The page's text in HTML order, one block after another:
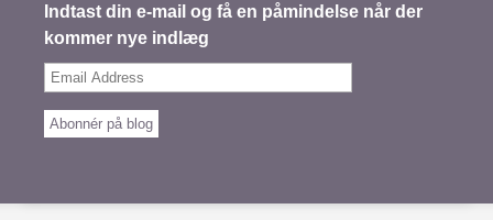
Indtast din e-mail og få en påmindelse når der
kommer nye indlæg
Email
Abonnér på blog